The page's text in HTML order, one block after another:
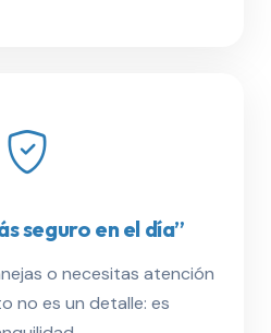
seguro en el día”
o necesitas atención
no es un detalle: es